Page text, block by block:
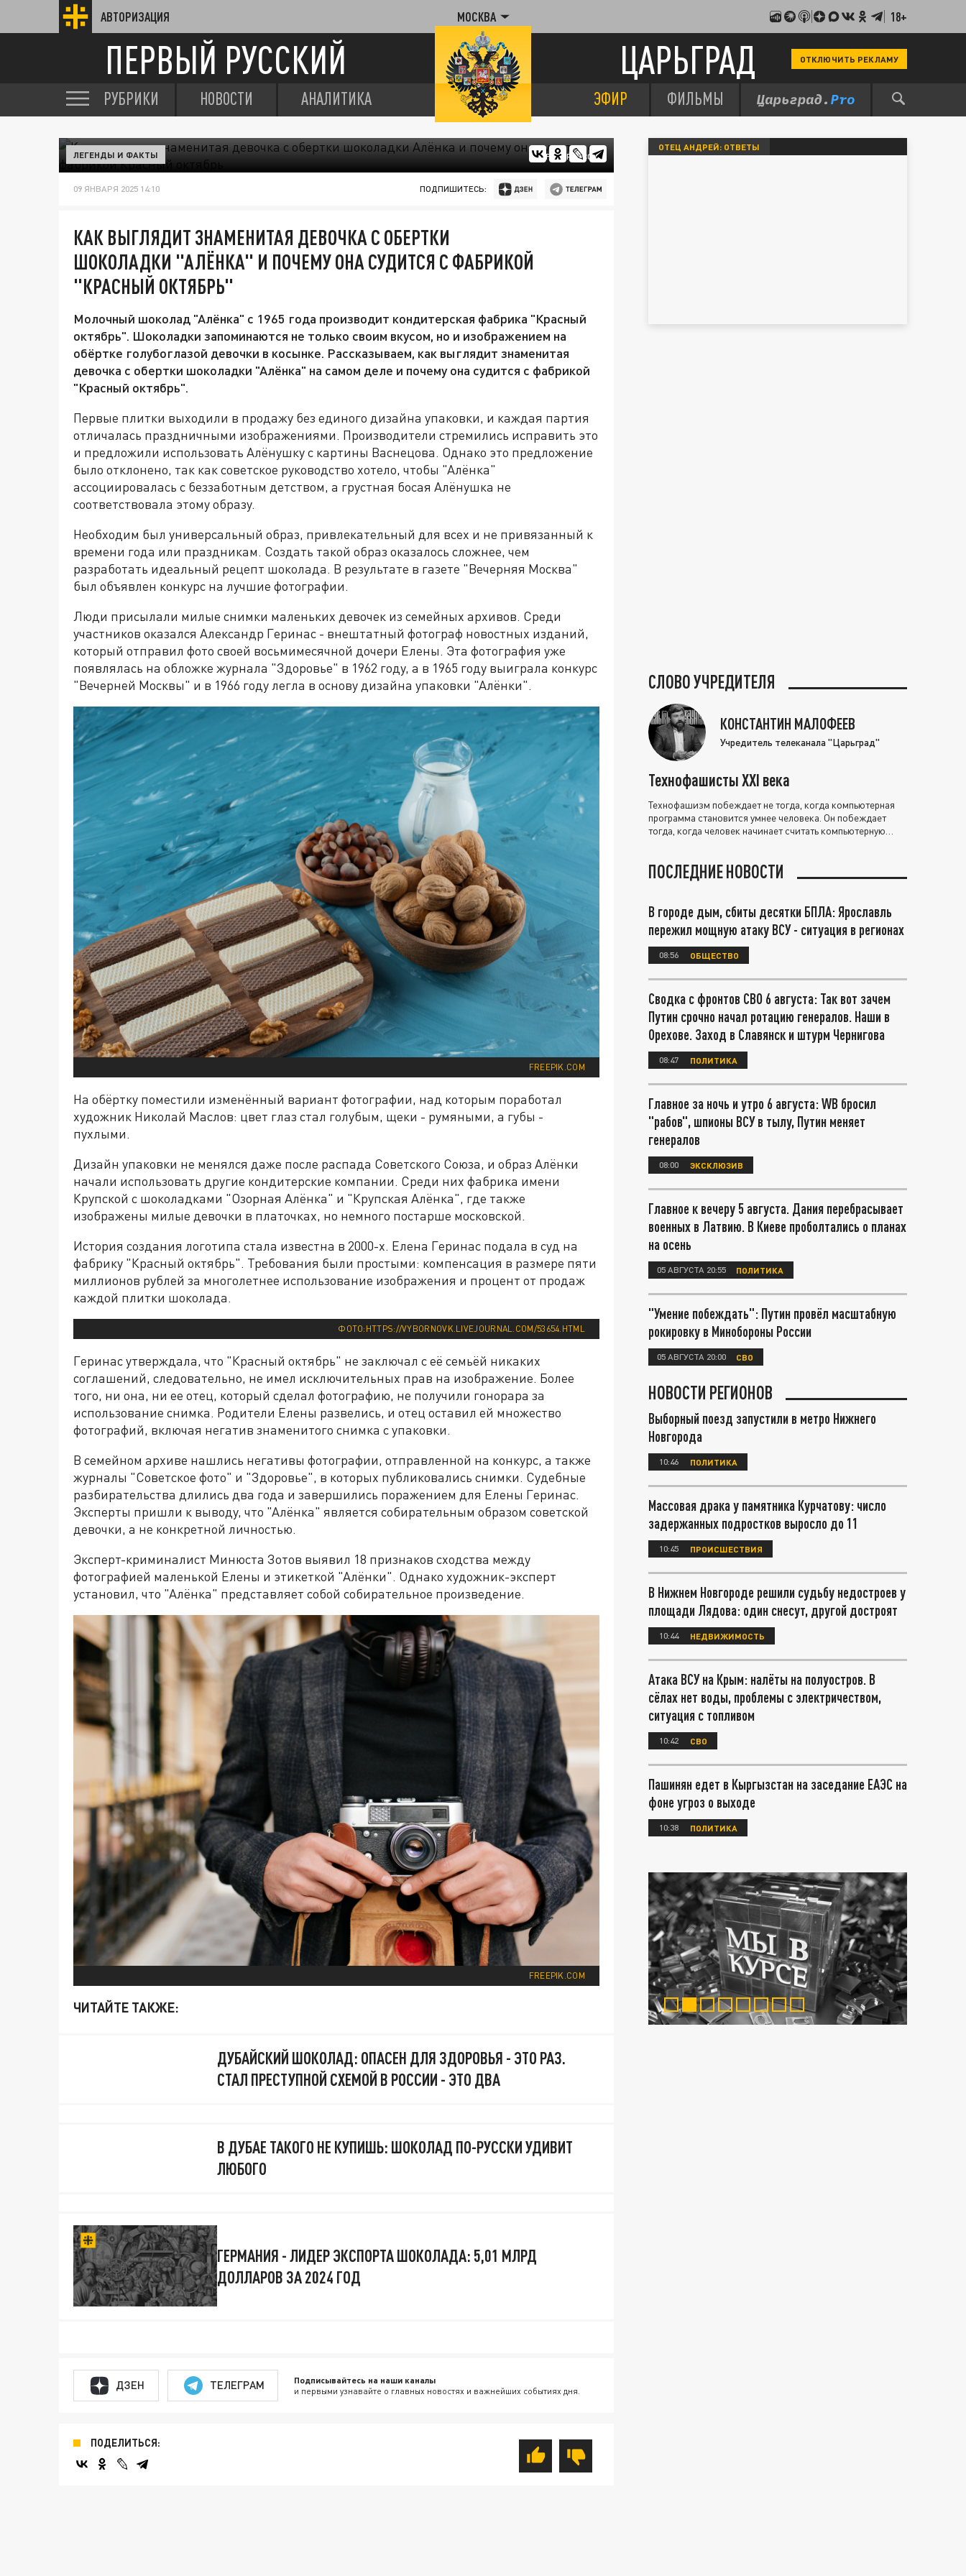
АВТОРИЗАЦИЯ МОСКВА 18+
ПЕРВЫЙ РУССКИЙ ЦАРЬГРАД ОТКЛЮЧИТЬ РЕКЛАМУ
РУБРИКИ НОВОСТИ АНАЛИТИКА ЭФИР ФИЛЬМЫ
FREEPIK.COM
ЛЕГЕНДЫ И ФАКТЫ
09 ЯНВАРЯ 2025 14:10 ПОДПИШИТЕСЬ:
КАК ВЫГЛЯДИТ ЗНАМЕНИТАЯ ДЕВОЧКА С ОБЕРТКИ
ШОКОЛАДКИ "АЛЁНКА" И ПОЧЕМУ ОНА СУДИТСЯ С ФАБРИКОЙ
"КРАСНЫЙ ОКТЯБРЬ"
Молочный шоколад "Алёнка" с 1965 года производит кондитерская фабрика "Красный
октябрь". Шоколадки запоминаются не только своим вкусом, но и изображением на
обёртке голубоглазой девочки в косынке. Рассказываем, как выглядит знаменитая
девочка с обертки шоколадки "Алёнка" на самом деле и почему она судится с фабрикой
"Красный октябрь".
Первые плитки выходили в продажу без единого дизайна упаковки, и каждая партия
отличалась праздничными изображениями. Производители стремились исправить это
и предложили использовать Алёнушку с картины Васнецова. Однако это предложение
было отклонено, так как советское руководство хотело, чтобы "Алёнка"
ассоциировалась с беззаботным детством, а грустная босая Алёнушка не
соответствовала этому образу.
Необходим был универсальный образ, привлекательный для всех и не привязанный к
времени года или праздникам. Создать такой образ оказалось сложнее, чем
разработать идеальный рецепт шоколада. В результате в газете "Вечерняя Москва"
был объявлен конкурс на лучшие фотографии.
Люди присылали милые снимки маленьких девочек из семейных архивов. Среди
участников оказался Александр Геринас - внештатный фотограф новостных изданий,
который отправил фото своей восьмимесячной дочери Елены. Эта фотография уже
появлялась на обложке журнала "Здоровье" в 1962 году, а в 1965 году выиграла конкурс
"Вечерней Москвы" и в 1966 году легла в основу дизайна упаковки "Алёнки".
FREEPIK.COM
На обёртку поместили изменённый вариант фотографии, над которым поработал
художник Николай Маслов: цвет глаз стал голубым, щеки - румяными, а губы -
пухлыми.
Дизайн упаковки не менялся даже после распада Советского Союза, и образ Алёнки
начали использовать другие кондитерские компании. Среди них фабрика имени
Крупской с шоколадками "Озорная Алёнка" и "Крупская Алёнка", где также
изображены милые девочки в платочках, но немного постарше московской.
История создания логотипа стала известна в 2000-х. Елена Геринас подала в суд на
фабрику "Красный октябрь". Требования были простыми: компенсация в размере пяти
миллионов рублей за многолетнее использование изображения и процент от продаж
каждой плитки шоколада.
ФОТО:HTTPS://VYBORNOVK.LIVEJOURNAL.COM/53654.HTML
Геринас утверждала, что "Красный октябрь" не заключал с её семьёй никаких
соглашений, следовательно, не имел исключительных прав на изображение. Более
того, ни она, ни ее отец, который сделал фотографию, не получили гонорара за
использование снимка. Родители Елены развелись, и отец оставил ей множество
фотографий, включая негатив знаменитого снимка с упаковки.
В семейном архиве нашлись негативы фотографии, отправленной на конкурс, а также
журналы "Советское фото" и "Здоровье", в которых публиковались снимки. Судебные
разбирательства длились два года и завершились поражением для Елены Геринас.
Эксперты пришли к выводу, что "Алёнка" является собирательным образом советской
девочки, а не конкретной личностью.
Эксперт-криминалист Минюста Зотов выявил 18 признаков сходства между
фотографией маленькой Елены и этикеткой "Алёнки". Однако художник-эксперт
установил, что "Алёнка" представляет собой собирательное произведение.
FREEPIK.COM
ЧИТАЙТЕ ТАКЖЕ:
ДУБАЙСКИЙ ШОКОЛАД: ОПАСЕН ДЛЯ ЗДОРОВЬЯ - ЭТО РАЗ.
СТАЛ ПРЕСТУПНОЙ СХЕМОЙ В РОССИИ - ЭТО ДВА
В ДУБАЕ ТАКОГО НЕ КУПИШЬ: ШОКОЛАД ПО-РУССКИ УДИВИТ
ЛЮБОГО
ГЕРМАНИЯ - ЛИДЕР ЭКСПОРТА ШОКОЛАДА: 5,01 МЛРД
ДОЛЛАРОВ ЗА 2024 ГОД
ДЗЕН ТЕЛЕГРАМ Подписывайтесь на наши каналы
и первыми узнавайте о главных новостях и важнейших событиях дня.
ПОДЕЛИТЬСЯ:
ОТЕЦ АНДРЕЙ: ОТВЕТЫ
СЛОВО УЧРЕДИТЕЛЯ
КОНСТАНТИН МАЛОФЕЕВ
Учредитель телеканала "Царьград"
Технофашисты XXI века
Технофашизм побеждает не тогда, когда компьютерная
программа становится умнее человека. Он побеждает
тогда, когда человек начинает считать компьютерную
ПОСЛЕДНИЕ НОВОСТИ
В городе дым, сбиты десятки БПЛА: Ярославль
пережил мощную атаку ВСУ - ситуация в регионах
08:56 ОБЩЕСТВО
Сводка с фронтов СВО 6 августа: Так вот зачем
Путин срочно начал ротацию генералов. Наши в
Орехове. Заход в Славянск и штурм Чернигова
08:47 ПОЛИТИКА
Главное за ночь и утро 6 августа: WB бросил
"рабов", шпионы ВСУ в тылу, Путин меняет
генералов
08:00 ЭКСКЛЮЗИВ
Главное к вечеру 5 августа. Дания перебрасывает
военных в Латвию. В Киеве проболтались о планах
на осень
05 АВГУСТА 20:55 ПОЛИТИКА
"Умение побеждать": Путин провёл масштабную
рокировку в Минобороны России
05 АВГУСТА 20:00 СВО
НОВОСТИ РЕГИОНОВ
Выборный поезд запустили в метро Нижнего
Новгорода
10:46 ПОЛИТИКА
Массовая драка у памятника Курчатову: число
задержанных подростков выросло до 11
10:45 ПРОИСШЕСТВИЯ
В Нижнем Новгороде решили судьбу недостроев у
площади Лядова: один снесут, другой достроят
10:44 НЕДВИЖИМОСТЬ
Атака ВСУ на Крым: налёты на полуостров. В
сёлах нет воды, проблемы с электричеством,
ситуация с топливом
10:42 СВО
Пашинян едет в Кыргызстан на заседание ЕАЭС на
фоне угроз о выходе
10:38 ПОЛИТИКА